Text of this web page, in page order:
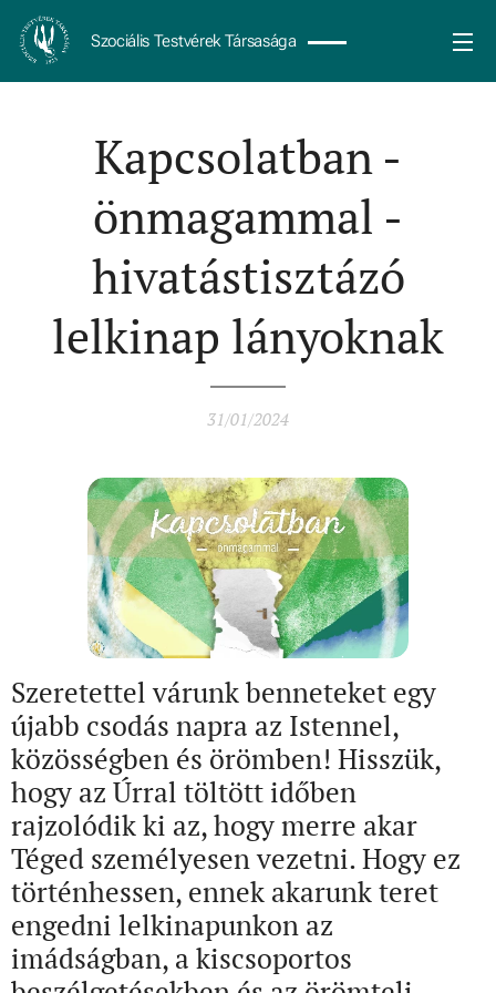
Szociális Testvérek Társasága
Kapcsolatban -
önmagammal -
hivatástisztázó
lelkinap lányoknak
31/01/2024
Szeretettel várunk benneteket egy
újabb csodás napra az Istennel,
közösségben és örömben! Hisszük,
hogy az Úrral töltött időben
rajzolódik ki az, hogy merre akar
Téged személyesen vezetni. Hogy ez
történhessen, ennek akarunk teret
engedni lelkinapunkon az
imádságban, a kiscsoportos